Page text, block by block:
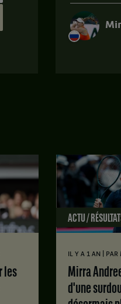
Canada
,
Tête
Andreeva,
Russie
,
de
série
5
Score
:
Set
République
Tchèque
gagne
match
contre
Mirra
Russie
.
Score
:
ACTU /
IL Y A 1 AN PAR
Mirra Andreeva : QI tennis
d'une